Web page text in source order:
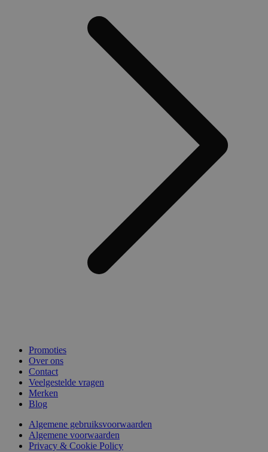
Promoties
Over ons
Contact
Veelgestelde vragen
Merken
Blog
Algemene gebruiksvoorwaarden
Algemene voorwaarden
Privacy & Cookie Policy